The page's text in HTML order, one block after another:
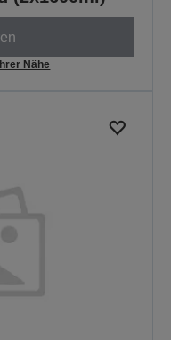
Nähe